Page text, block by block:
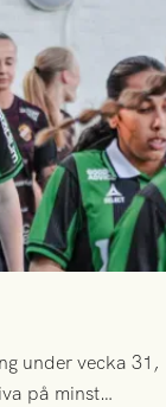
under vecka 31,
på minst